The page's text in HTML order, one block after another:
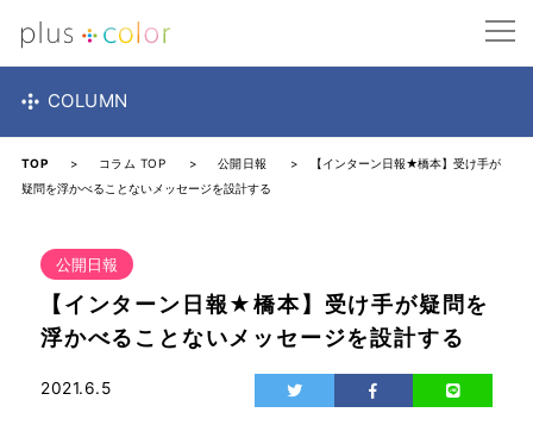
COLUMN
TOP > コラム TOP > 公開日報
> 【インターン日報★橋本】受け手が
疑問を浮かべることないメッセージを設計する
公開日報
【インターン日報★橋本】受け手が疑問を
浮かべることないメッセージを設計する
2021.6.5